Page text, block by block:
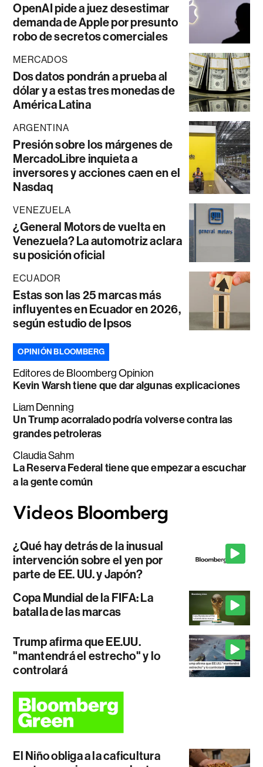
OpenAI pide a juez desestimar
demanda de Apple por presunto
robo de secretos comerciales
MERCADOS
Dos datos pondrán a prueba al
dólar y a estas tres monedas de
América Latina
ARGENTINA
Presión sobre los márgenes de
MercadoLibre inquieta a
inversores y acciones caen en el
Nasdaq
VENEZUELA
¿General Motors de vuelta en
Venezuela? La automotriz aclara
su posición oficial
ECUADOR
Estas son las 25 marcas más
influyentes en Ecuador en 2026,
según estudio de Ipsos
OPINIÓN BLOOMBERG
Editores de Bloomberg Opinion
Kevin Warsh tiene que dar algunas explicaciones
Liam Denning
Un Trump acorralado podría volverse contra las
grandes petroleras
Claudia Sahm
La Reserva Federal tiene que empezar a escuchar
a la gente común
¿Qué hay detrás de la inusual
intervención sobre el yen por
parte de EE. UU. y Japón?
Copa Mundial de la FIFA: La
batalla de las marcas
Trump afirma que EE.UU.
"mantendrá el estrecho" y lo
controlará
El Niño obliga a la caficultura